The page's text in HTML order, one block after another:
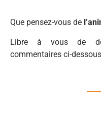
Que pensez-vous de
Libre à vous de
commentaires ci-